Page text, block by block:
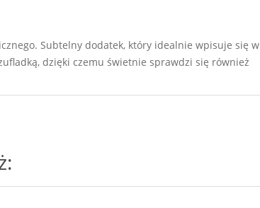
Subtelny dodatek, który idealnie wpisuje się w
dzięki czemu świetnie sprawdzi się również